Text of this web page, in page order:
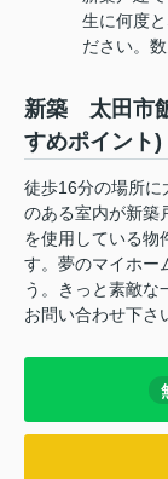
生に何度
ださい。
新築 太田市
すめポイント)
徒歩16分の場所に
のある室内が新築
を使用している物
す。夢のマイホー
う。きっと素敵な
お問い合わせ下さ